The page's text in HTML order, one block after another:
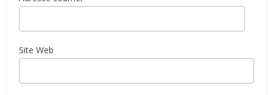
Site Web